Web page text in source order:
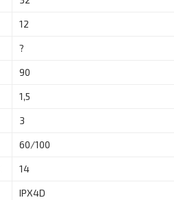
12
?
90
1,5
3
60/100
14
IPX4D